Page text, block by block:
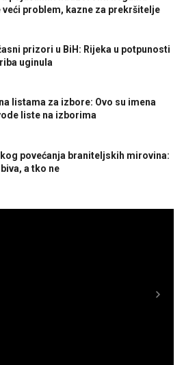
veći problem, kazne za prekršitelje
prizori u BiH: Rijeka u potpunosti
uginula
listama za izbore: Ovo su imena
liste na izborima
povećanja braniteljskih mirovina:
a tko ne